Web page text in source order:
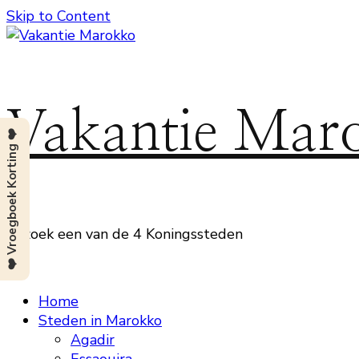
Skip to Content
Vakantie
Bezoek een van de 4 Koningssteden
Home
Steden in Marokko
Agadir
❤️ Vroegboek Korting ❤️